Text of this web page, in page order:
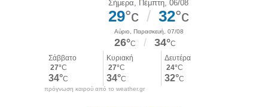
πρόγνωση καιρού από το weather.gr